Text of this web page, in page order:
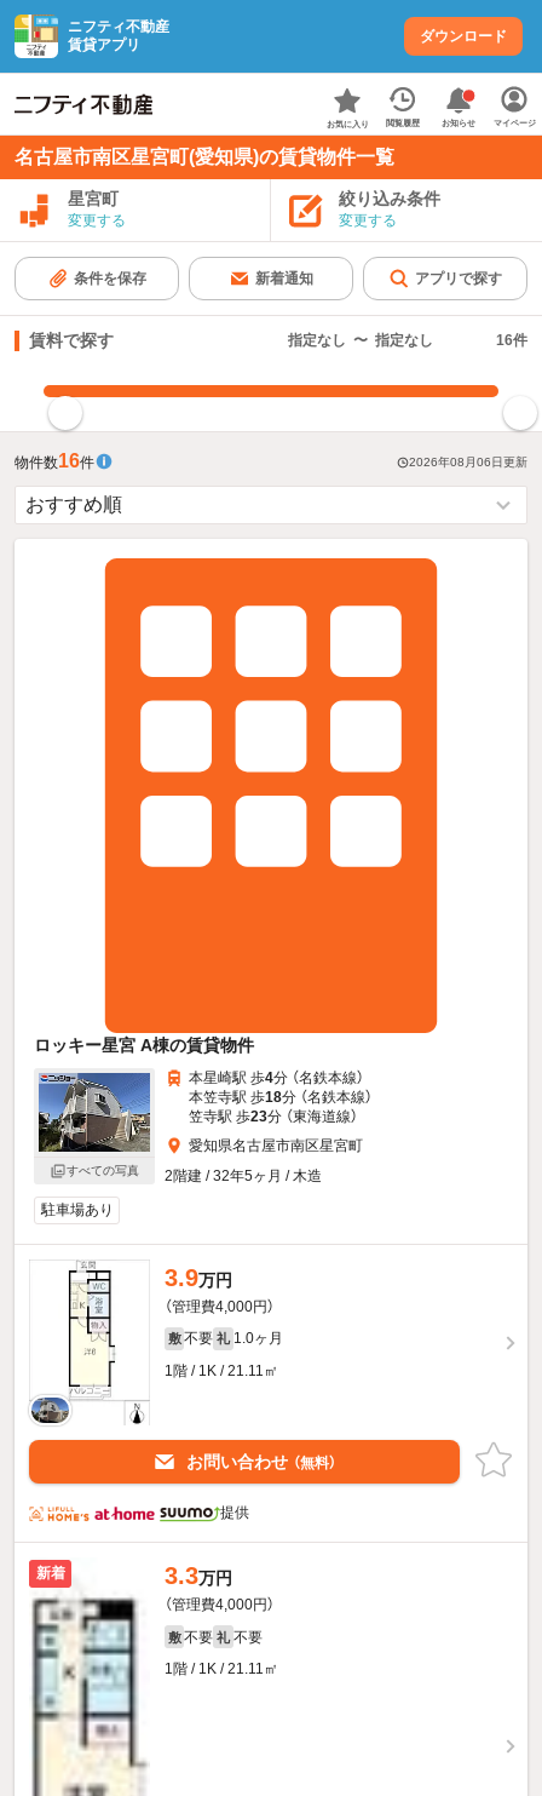
ニフティ不動産
賃貸アプリ
ダウンロード
お気に入り 閲覧履歴 お知らせ マイページ
名古屋市南区星宮町(愛知県)の賃貸物件一覧
星宮町
変更する
絞り込み条件
変更する
条件を保存 新着通知 アプリで探す
賃料で探す 指定なし 〜 指定なし 16件
物件数16件 2026年08月06日更新
ロッキー星宮 A棟の賃貸物件
すべての写真
本星崎駅 歩4分 （名鉄本線）
本笠寺駅 歩18分 （名鉄本線）
笠寺駅 歩23分 （東海道線）
愛知県名古屋市南区星宮町
2階建 / 32年5ヶ月 / 木造
駐車場あり
3.9万円
（管理費4,000円）
敷 不要 礼 1.0ヶ月
1階 / 1K / 21.11㎡
お問い合わせ （無料）
提供
新着 3.3万円
（管理費4,000円）
敷 不要 礼 不要
1階 / 1K / 21.11㎡